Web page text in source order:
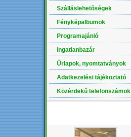
Szálláslehetõségek
Fényképalbumok
Programajánló
Ingatlanbazár
Űrlapok, nyomtatványok
Adatkezelési tájékoztató
Közérdekű telefonszámok